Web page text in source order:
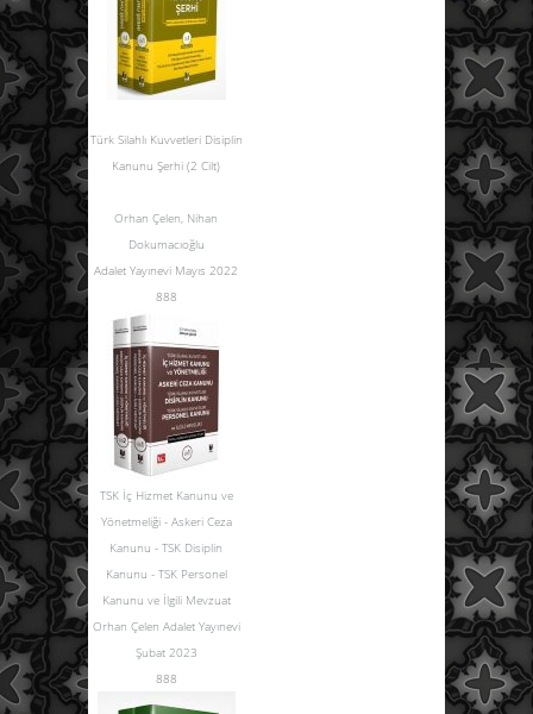
Türk Silahlı Kuvvetleri Disiplin
Kanunu Şerhi (2 Cilt)
Orhan Çelen, Nihan
Dokumacıoğlu
Adalet Yayınevi Mayıs 2022
888
TSK İç Hizmet Kanunu ve
Yönetmeliği - Askeri Ceza
Kanunu - TSK Disiplin
Kanunu - TSK Personel
Kanunu ve İlgili Mevzuat
Orhan Çelen Adalet Yayınevi
Şubat 2023
888